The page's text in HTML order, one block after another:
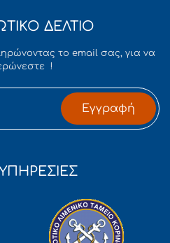
ΔΕΛΤΙΟ
το email σας, για να
!
Εγγραφή